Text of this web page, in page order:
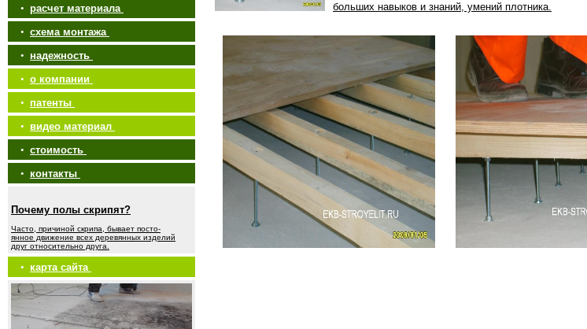
• расчет материала
• схема монтажа
• надежность
• о компании
• патенты
• видео материал
• стоимость
• контакты
Почему полы скрипят?
Часто, причиной скрипа, бывает посто-
янное движение всех деревянных изделий
друг относительно друга.
• карта сайта
больших навыков и знаний, умений плотника.